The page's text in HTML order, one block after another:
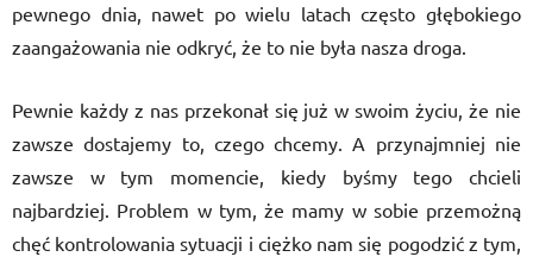
pewnego dnia, nawet po wielu latach często głębokiego
zaangażowania nie odkryć, że to nie była nasza droga.
Pewnie każdy z nas przekonał się już w swoim życiu, że nie
zawsze dostajemy to, czego chcemy. A przynajmniej nie
zawsze w tym momencie, kiedy byśmy tego chcieli
najbardziej. Problem w tym, że mamy w sobie przemożną
chęć kontrolowania sytuacji i ciężko nam się pogodzić z tym,